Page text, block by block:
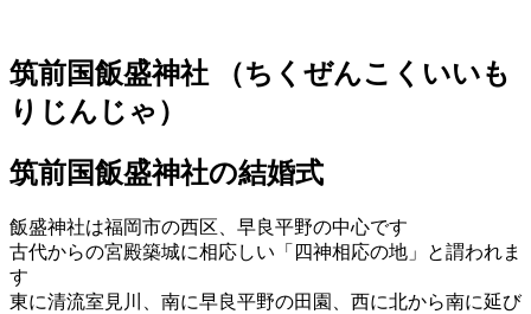
筑前国飯盛神社
（ちくぜんこくいいも
りじんじゃ）
筑前国飯盛神社の結婚式
飯盛神社は福岡市の西区、早良平野の中心です
古代からの宮殿築城に相応しい「四神相応の地」と謂われま
す
東に清流室見川、南に早良平野の田園、西に北から南に延び